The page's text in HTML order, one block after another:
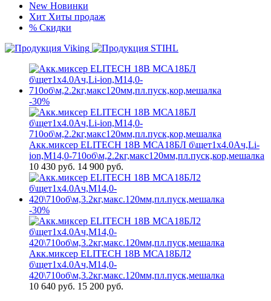
New Новинки
Хит Хиты продаж
% Скидки
-30%
Акк.миксер ELITECH 18В МСА18БЛ б\щет1х4.0Ач,Li-
ion,М14,0-710об\м,2.2кг,макс120мм,пл.пуск,кор,мешалка
10 430 руб. 14 900 руб.
-30%
Акк.миксер ELITECH 18В МСА18БЛ2
б\щет1х4.0Ач,М14,0-
420\710об\м,3.2кг,макс.120мм,пл.пуск,мешалка
10 640 руб. 15 200 руб.